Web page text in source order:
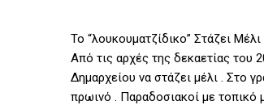
Το “λουκουματζίδικο” Στάζει
Από τις αρχές της δεκαετίας του
Δημαρχείου να στάζει μέλι . Στο
πρωινό . Παραδοσιακοί με τοπικό